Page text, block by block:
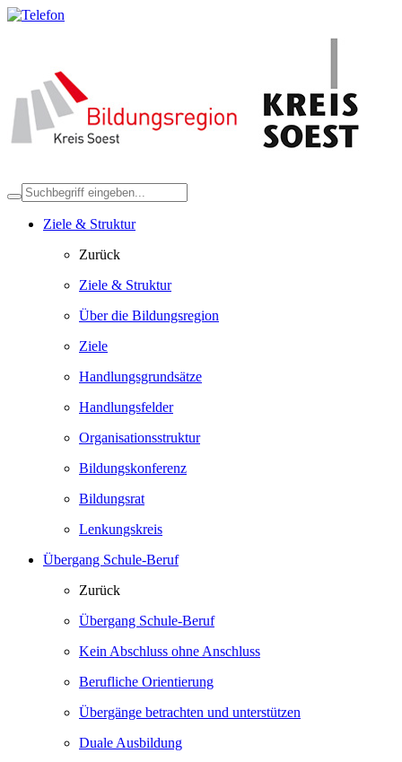
Ziele & Struktur
Zurück
Ziele & Struktur
Über die Bildungsregion
Ziele
Handlungsgrundsätze
Handlungsfelder
Organisationsstruktur
Bildungskonferenz
Bildungsrat
Lenkungskreis
Übergang Schule-Beruf
Zurück
Übergang Schule-Beruf
Kein Abschluss ohne Anschluss
Berufliche Orientierung
Übergänge betrachten und unterstützen
Duale Ausbildung